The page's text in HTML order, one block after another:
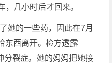
，几小时后才回来。
她的一些药，因此在7月
东西离开。检方透露
分裂症。她的妈妈把她接